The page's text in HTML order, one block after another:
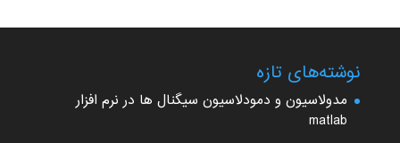
نوشته‌های تازه
مدولاسیون و دمودلاسیون سیگنال ها در نرم افزار
matlab